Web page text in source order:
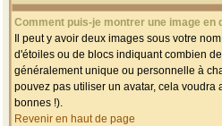
Comment puis-je montrer une image
Il peut y avoir deux images sous votre
d'étoiles ou de blocs indiquant combien
généralement unique ou personnelle à
pouvez pas utiliser un avatar, cela
bonnes !).
Revenir en haut de page